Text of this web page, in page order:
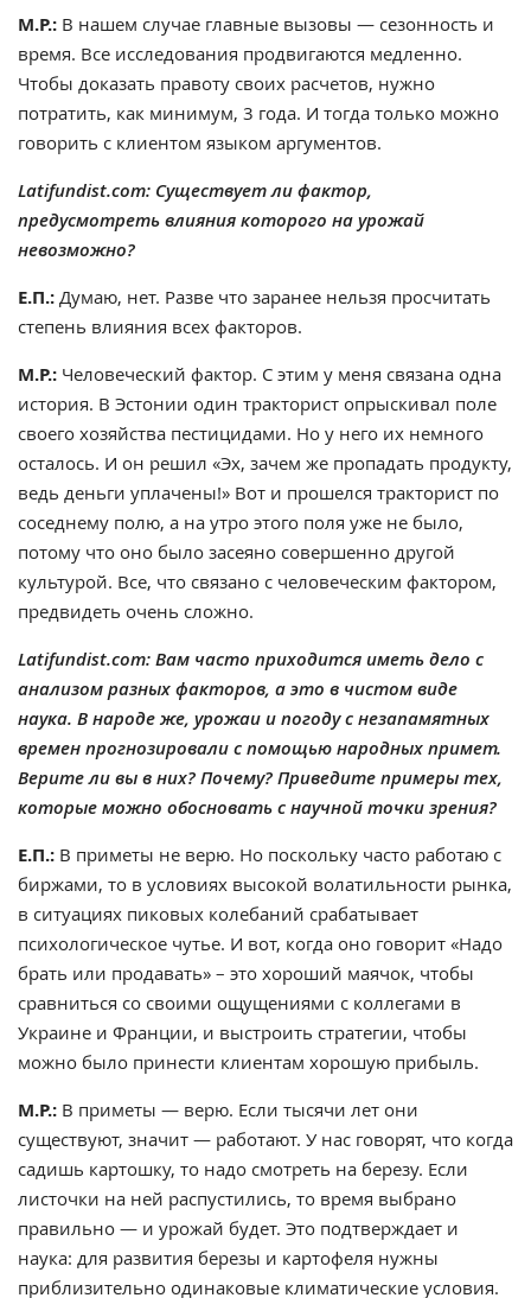
М.Р.: В нашем случае главные вызовы — сезонность и
время. Все исследования продвигаются медленно.
Чтобы доказать правоту своих расчетов, нужно
потратить, как минимум, 3 года. И тогда только можно
говорить с клиентом языком аргументов.
Latifundist.com: Существует ли фактор,
предусмотреть влияния которого на урожай
невозможно?
Е.П.: Думаю, нет. Разве что заранее нельзя просчитать
степень влияния всех факторов.
М.Р.: Человеческий фактор. С этим у меня связана одна
история. В Эстонии один тракторист опрыскивал поле
своего хозяйства пестицидами. Но у него их немного
осталось. И он решил «Эх, зачем же пропадать продукту,
ведь деньги уплачены!» Вот и прошелся тракторист по
соседнему полю, а на утро этого поля уже не было,
потому что оно было засеяно совершенно другой
культурой. Все, что связано с человеческим фактором,
предвидеть очень сложно.
Latifundist.com: Вам часто приходится иметь дело с
анализом разных факторов, а это в чистом виде
наука. В народе же, урожаи и погоду с незапамятных
времен прогнозировали с помощью народных примет.
Верите ли вы в них? Почему? Приведите примеры тех,
которые можно обосновать с научной точки зрения?
Е.П.: В приметы не верю. Но поскольку часто работаю с
биржами, то в условиях высокой волатильности рынка,
в ситуациях пиковых колебаний срабатывает
психологическое чутье. И вот, когда оно говорит «Надо
брать или продавать» – это хороший маячок, чтобы
сравниться со своими ощущениями с коллегами в
Украине и Франции, и выстроить стратегии, чтобы
можно было принести клиентам хорошую прибыль.
М.Р.: В приметы — верю. Если тысячи лет они
существуют, значит — работают. У нас говорят, что когда
садишь картошку, то надо смотреть на березу. Если
листочки на ней распустились, то время выбрано
правильно — и урожай будет. Это подтверждает и
наука: для развития березы и картофеля нужны
приблизительно одинаковые климатические условия.